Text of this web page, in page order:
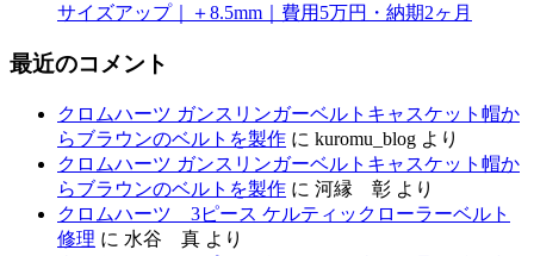
サイズアップ｜＋8.5mm｜費用5万円・納期2ヶ月
最近のコメント
クロムハーツ ガンスリンガーベルトキャスケット帽か
らブラウンのベルトを製作 に kuromu_blog より
クロムハーツ ガンスリンガーベルトキャスケット帽か
らブラウンのベルトを製作 に 河縁 彰 より
クロムハーツ 3ピース ケルティックローラーベルト
修理 に 水谷 真 より